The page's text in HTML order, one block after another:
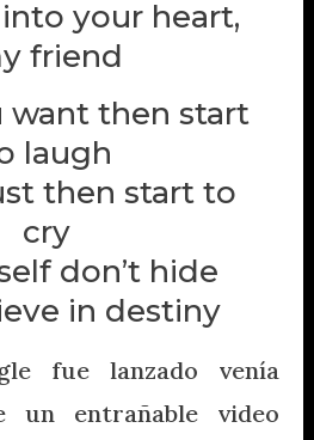
your heart,
friend
want then start
laugh
then start to
cry
don’t hide
in destiny
fue lanzado venía
un entrañable video